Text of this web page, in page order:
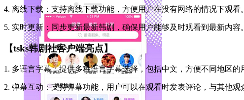
4. 离线下载：支持离线下载功能，方便用户在没有网络的情况下观看。
5. 实时更新：同步更新最新韩剧，确保用户能够及时观看到最新内容。
【tsks韩剧社客户端亮点】
1. 多语言字幕：提供多种语言字幕选择，包括中文，方便不同地区的
2. 弹幕互动：支持弹幕功能，用户可以在观看时发表评论，与其他观